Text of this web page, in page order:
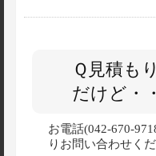
Ｑ見積も
だけど・
お電話(042-670-
りお問い合わせくだ